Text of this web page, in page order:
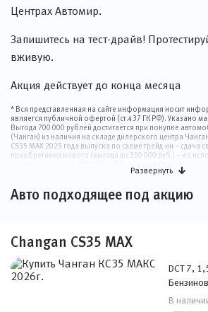
Центрах Автомир.
Запишитесь на тест-драйв!
вживую.
Акция действует до конца месяца
* Вся представленная на сайте информация носит
является публичной офертой (ст.437 ГК РФ). Указано
Выгода 700 000 рублей достигается при покупке
(Чанган) из наличия на складе дилерского центра
CS35 MAX 2025 года выпуска по схеме трейд-ин – сдача
приобретения нового (выгода до 350 000 руб.) – и с
продуктов через кредитно-страховой отдел
Чанган Центр Автомир. Предложение ограничено,
Развернуть
Авто подходящее под акцию
Changan CS35 MAX
DCT 7,
В